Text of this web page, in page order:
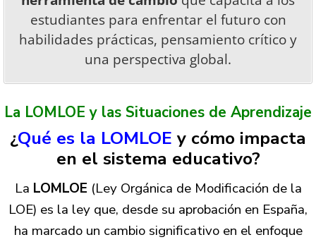
estudiantes para enfrentar el futuro con
habilidades prácticas, pensamiento crítico y
una perspectiva global.
La LOMLOE y las Situaciones de Aprendizaje
¿Qué es la LOMLOE y cómo impacta
en el sistema educativo?
La LOMLOE (Ley Orgánica de Modificación de la
LOE) es la ley que, desde su aprobación en España,
ha marcado un cambio significativo en el enfoque